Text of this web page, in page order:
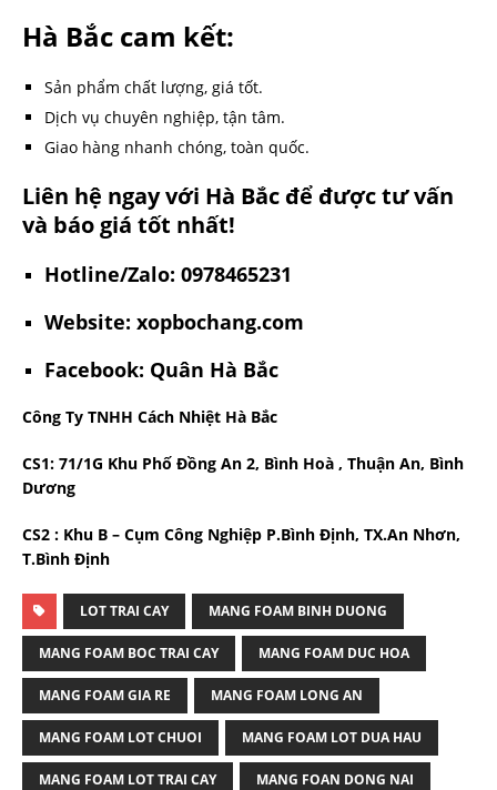
Hà Bắc cam kết:
Sản phẩm chất lượng, giá tốt.
Dịch vụ chuyên nghiệp, tận tâm.
Giao hàng nhanh chóng, toàn quốc.
Liên hệ ngay với Hà Bắc để được tư vấn
và báo giá tốt nhất!
Hotline/Zalo: 0978465231
Website: xopbochang.com
Facebook: Quân Hà Bắc
Công Ty TNHH Cách Nhiệt Hà Bắc
CS1: 71/1G Khu Phố Đồng An 2, Bình Hoà , Thuận An, Bình
Dương
CS2 : Khu B – Cụm Công Nghiệp P.Bình Định, TX.An Nhơn,
T.Bình Định
LOT TRAI CAY MANG FOAM BINH DUONG
MANG FOAM BOC TRAI CAY MANG FOAM DUC HOA
MANG FOAM GIA RE MANG FOAM LONG AN
MANG FOAM LOT CHUOI MANG FOAM LOT DUA HAU
MANG FOAM LOT TRAI CAY MANG FOAN DONG NAI